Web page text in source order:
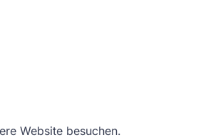
Website besuchen.